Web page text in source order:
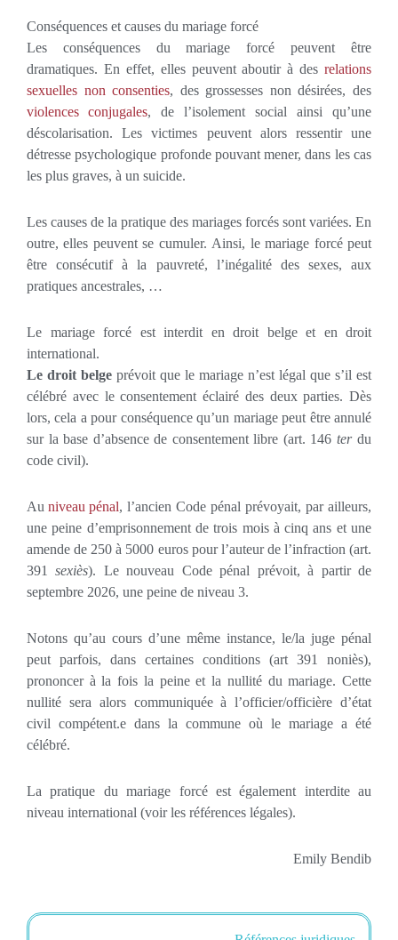
Conséquences et causes du mariage forcé
Les conséquences du mariage forcé peuvent être
dramatiques. En effet, elles peuvent aboutir à des relations
sexuelles non consenties, des grossesses non désirées, des
violences conjugales, de l’isolement social ainsi qu’une
déscolarisation. Les victimes peuvent alors ressentir une
détresse psychologique profonde pouvant mener, dans les cas
les plus graves, à un suicide.
Les causes de la pratique des mariages forcés sont variées. En
outre, elles peuvent se cumuler. Ainsi, le mariage forcé peut
être consécutif à la pauvreté, l’inégalité des sexes, aux
pratiques ancestrales, …
Le mariage forcé est interdit en droit belge et en droit
international.
Le droit belge prévoit que le mariage n’est légal que s’il est
célébré avec le consentement éclairé des deux parties. Dès
lors, cela a pour conséquence qu’un mariage peut être annulé
sur la base d’absence de consentement libre (art. 146 terdu
code civil).
Au niveau pénal, l’ancien Code pénal prévoyait, par ailleurs,
une peine d’emprisonnement de trois mois à cinq ans et une
amende de 250 à 5000 euros pour l’auteur de l’infraction (art.
391 sexiès). Le nouveau Code pénal prévoit, à partir de
septembre 2026, une peine de niveau 3.
Notons qu’au cours d’une même instance, le/la juge pénal
peut parfois, dans certaines conditions (art 391 noniès),
prononcer à la fois la peine et la nullité du mariage. Cette
nullité sera alors communiquée à l’officier/officière d’état
civil compétent.e dans la commune où le mariage a été
célébré.
La pratique du mariage forcé est également interdite au
niveau international (voir les références légales).
Emily Bendib